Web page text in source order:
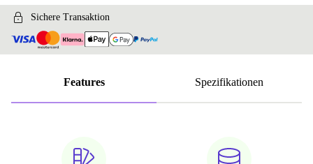
Sichere Transaktion
Features Spezifikationen